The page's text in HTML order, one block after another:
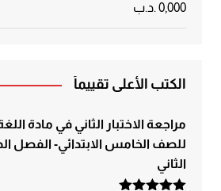
0,000 .د.ب
الكتب الأعلى تقييماً
مراجعة الاختبار الثاني في مادة
للصف الخامس الابتدائي- الفصل
الثاني